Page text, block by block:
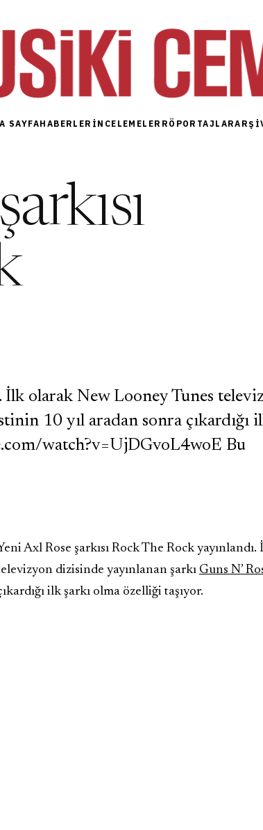
SAYFAHABERLER İNCELEMELER RÖPORTAJLAR
İlk olarak New Looney Tunes
10 yıl aradan sonra çıkardığı
watch?v=UjDGvoL4woE Bu
Axl Rose şarkısı Rock The Rock
dizisinde yayınlanan şarkı Guns N’
ilk şarkı olma özelliği taşıyor.